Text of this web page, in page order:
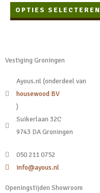
OPTIES SELECTEREN
Vestiging Groningen
Ayous.nl (onderdeel van
housewood BV
)
Suikerlaan 32C
9743 DA Groningen
050 211 0752
info@ayous.nl
Openingstijden Showroom